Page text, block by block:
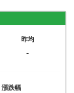
昨均
-
漲跌幅